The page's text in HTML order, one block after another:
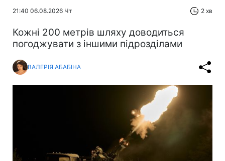
21:40 06.08.2026 Чт 2 хв
Кожні 200 метрів шляху доводиться
погоджувати з іншими підрозділами
ВАЛЕРІЯ АБАБІНА